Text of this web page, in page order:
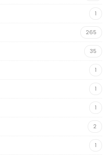
1
265
35
1
1
1
2
1